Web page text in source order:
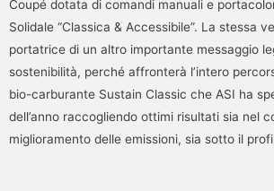
Coupé dotata di comandi manuali e
Solidale “Classica & Accessibile”. La stessa
portatrice di un altro importante messaggio
sostenibilità, perché affronterà l’intero
bio-carburante Sustain Classic che ASI ha
dell’anno raccogliendo ottimi risultati sia nel
miglioramento delle emissioni, sia sotto il